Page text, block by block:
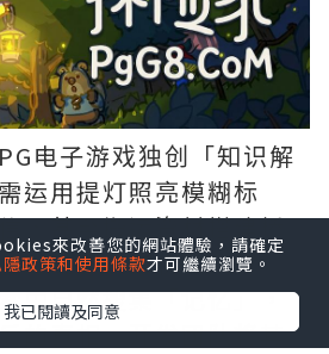
电子游戏独创「知识解
运用提灯照亮模糊标
，甚至搬运资材搭建桥
解谜要素有机融入叙
中自然搜集「记忆」，
的真相。开发团队将其
來改善您的網站體驗，請確定
政策和使用條款才可繼續瀏覽。
我已閱讀及同意